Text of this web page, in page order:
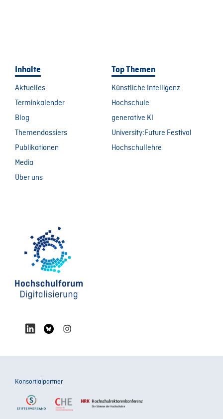
Inhalte
Aktuelles
Terminkalender
Blog
Themendossiers
Publikationen
Media
Über uns
Top Themen
Künstliche Intelligenz
Hochschule
generative KI
University:Future Festival
Hochschullehre
Konsortialpartner